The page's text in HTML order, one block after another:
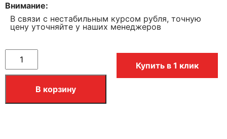
Внимание
В связи с нестабильным курсом рубля, точную
цену уточняйте у наших менеджеров
В корзину
Купить в 1 клик